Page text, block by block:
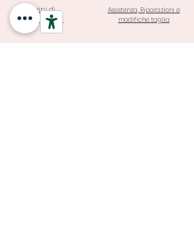
Termini di
Garanzia e Resi
Assistenza, Riparazioni e
modifiche taglia